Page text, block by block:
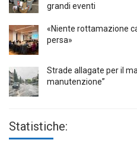
grandi eventi
«Niente rottamazione
persa»
Strade allagate per il
manutenzione”
Statistiche: